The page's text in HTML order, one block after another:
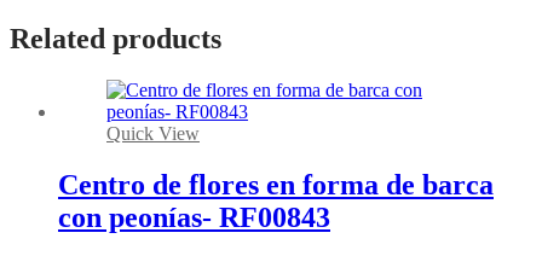
Related products
Quick View
Centro de flores en forma de barca
con peonías- RF00843